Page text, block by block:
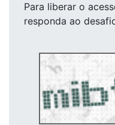
Para liberar o
responda ao